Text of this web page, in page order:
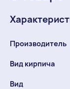
Производитель
Вид кирпича
Вид